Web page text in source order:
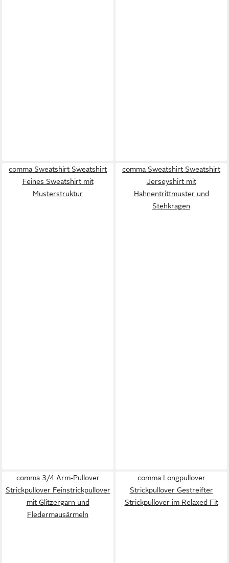
comma Sweatshirt Sweatshirt
Feines Sweatshirt mit
Musterstruktur
comma Sweatshirt Sweatshirt
Jerseyshirt mit
Hahnentrittmuster und
Stehkragen
comma 3/4 Arm-Pullover
Strickpullover Feinstrickpullover
mit Glitzergarn und
Fledermausärmeln
comma Longpullover
Strickpullover Gestreifter
Strickpullover im Relaxed Fit